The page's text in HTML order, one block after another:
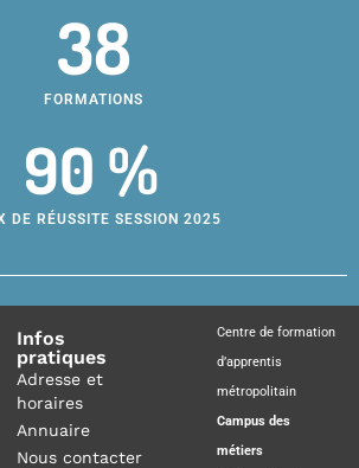
38
FORMATIONS
90 %
DE RÉUSSITE SESSION 2025
Infos
pratiques
Adresse et
horaires
Annuaire
Nous contacter
Centre de formation
d’apprentis
métropolitain
Campus des
métiers